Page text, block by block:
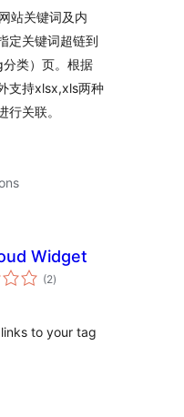
站关键词及内
定关键词超链到
类）页。根据
支持xlsx,xls两种
关联。
Widget
(2arvosanat
yhteensä
)
to your tag